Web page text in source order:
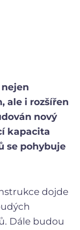
ale i rozšířen
nový
kapacita
se pohybuje
dojde
Dále budou